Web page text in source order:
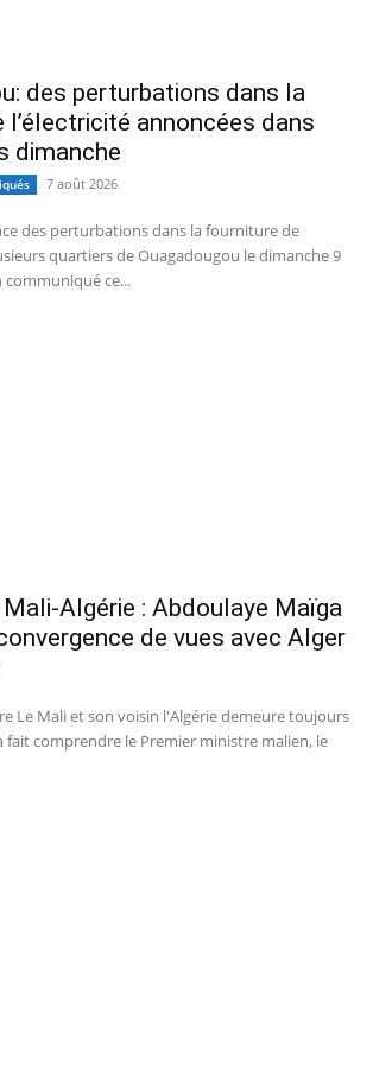
des perturbations dans la
l’électricité annoncées dans
dimanche
7 août 2026
des perturbations dans la fourniture de
quartiers de Ouagadougou le dimanche 9
communiqué ce...
Algérie : Abdoulaye Maïga
de vues avec Alger
Le Mali et son voisin l'Algérie demeure toujours
fait comprendre le Premier ministre malien, le